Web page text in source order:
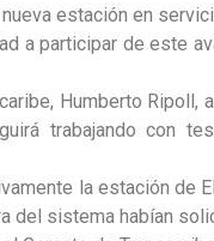
estación en
a participar de este
Humberto
trabajando con
la estación
del sistema habían